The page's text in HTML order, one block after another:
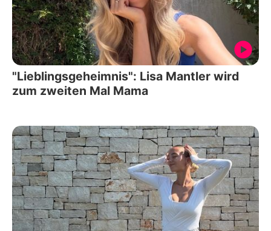
"Lieblingsgeheimnis": Lisa Mantler wird
zum zweiten Mal Mama